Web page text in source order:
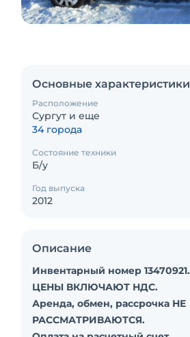
Основные характеристики
Расположение
Сургут и еще
34 города
Состояние техники
Б/у
Год выпуска
2012
Описание
Инвентарный номер 13470921.
ЦЕНЫ ВКЛЮЧАЮТ НДС.
Аренда, обмен, рассрочка НЕ
РАССМАТРИВАЮТСЯ.